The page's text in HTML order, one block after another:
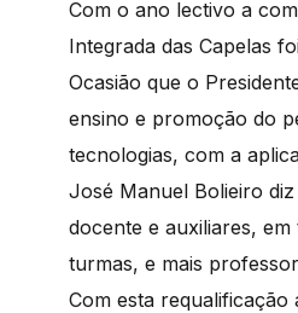
Com o ano lectivo a
Integrada das Capelas
Ocasião que o
ensino e promoção do
tecnologias, com a
José Manuel Bolieiro
docente e auxiliares,
turmas, e mais
Com esta requalificação